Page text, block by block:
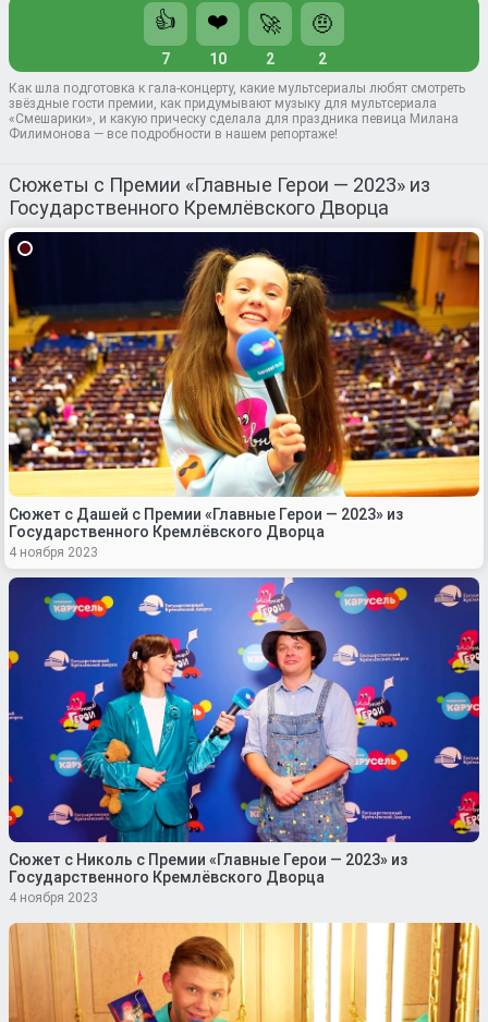
👍
7
❤️
10
🚀
2
🤨
2
Как шла подготовка к гала-концерту, какие мультсериалы любят смотреть
звёздные гости премии, как придумывают музыку для мультсериала
«Смешарики», и какую прическу сделала для праздника певица Милана
Филимонова — все подробности в нашем репортаже!
Сюжеты с Премии «Главные Герои — 2023» из
Государственного Кремлёвского Дворца
Сюжет с Дашей с Премии «Главные Герои — 2023» из
Государственного Кремлёвского Дворца
4 ноября 2023
Сюжет с Николь с Премии «Главные Герои — 2023» из
Государственного Кремлёвского Дворца
4 ноября 2023